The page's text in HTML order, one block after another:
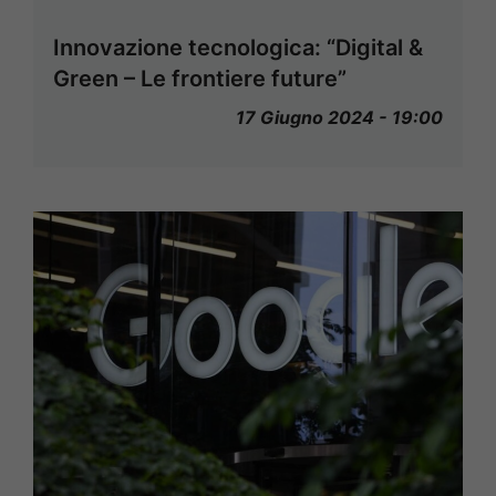
Innovazione tecnologica: “Digital &
Green – Le frontiere future”
17 Giugno 2024 - 19:00